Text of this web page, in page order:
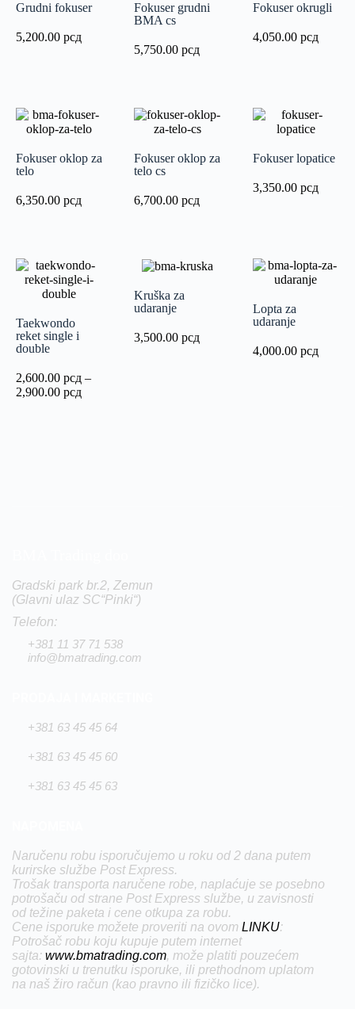
Grudni fokuser
5,200.00 рсд
Fokuser grudni
BMA cs
5,750.00рсд
Fokuser okrugli
4,050.00 рсд
Fokuser oklop za
telo
6,350.00 рсд
Fokuser oklop za
telo cs
6,700.00рсд
Fokuser lopatice
3,350.00 рсд
Taekwondo
reket single i
double
2,600.00 рсд –
2,900.00 рсд
Kruška za
udaranje
3,500.00рсд
Lopta za
udaranje
4,000.00 рсд
Gradski park br.2, Zemun
(Glavni ulaz SC“Pinki“)
Telefon:
+381 11 37 71 538
info@bmatrading.com
+381 63 45 45 64
+381 63 45 45 60
+381 63 45 45 63
Naručenu robu isporučujemo u roku od 2 dana putem
kurirske službe Post Express.
Trošak transporta naručene robe, naplaćuje se posebno
potrošaču od strane Post Express službe, u zavisnosti
od težine paketa i cene otkupa za robu.
Cene isporuke možete proveriti na ovom LINKU:
Potrošač robu koju kupuje putem internet
sajta: www.bmatrading.com, može platiti pouzećem
gotovinski u trenutku isporuke, ili prethodnom uplatom
na naš žiro račun (kao pravno ili fizičko lice).